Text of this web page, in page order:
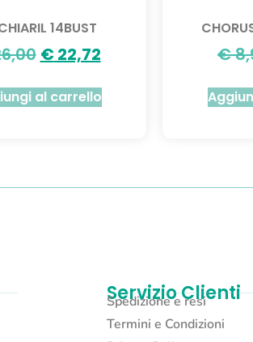
14BUST
€22,72
al carrello
€
Servizio Clienti
Spedizione e resi
Termini e Condizioni